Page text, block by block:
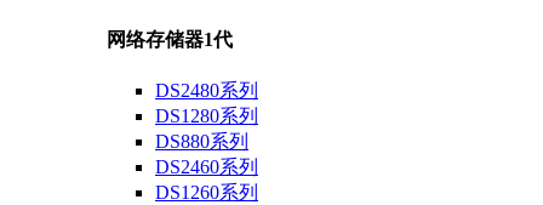
网络存储器1代
DS2480系列
DS1280系列
DS880系列
DS2460系列
DS1260系列